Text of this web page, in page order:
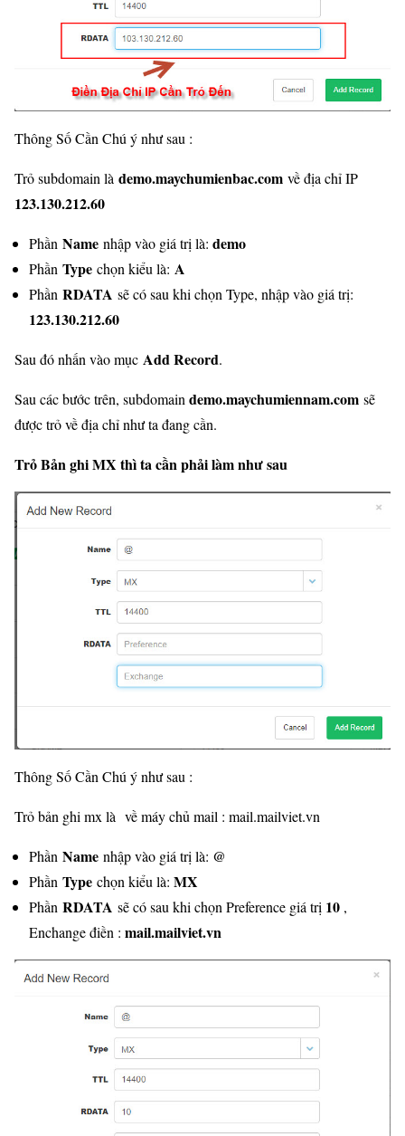
Thông Số Cần Chú ý như sau :
Trỏ subdomain là demo.maychumienbac.com về địa chỉ IP
123.130.212.60
Phần Name nhập vào giá trị là: demo
Phần Type chọn kiểu là: A
Phần RDATA sẽ có sau khi chọn Type, nhập vào giá trị:
123.130.212.60
Sau đó nhấn vào mục Add Record.
Sau các bước trên, subdomaindemo.maychumiennam.com sẽ
được trỏ về địa chỉ như ta đang cần.
Trỏ Bản ghi MX thì ta cần phải làm như sau
Thông Số Cần Chú ý như sau :
Trỏ bản ghi mx là về máy chủ mail : mail.mailviet.vn
Phần Name nhập vào giá trị là: @
Phần Type chọn kiểu là: MX
Phần RDATA sẽ có sau khi chọn Preference giá trị 10 ,
Enchange điền : mail.mailviet.vn